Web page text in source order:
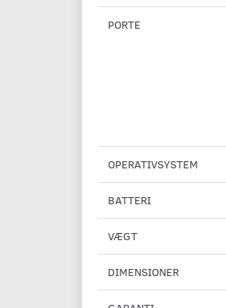
PORTE
OPERATIVSYSTEM
BATTERI
VÆGT
DIMENSIONER